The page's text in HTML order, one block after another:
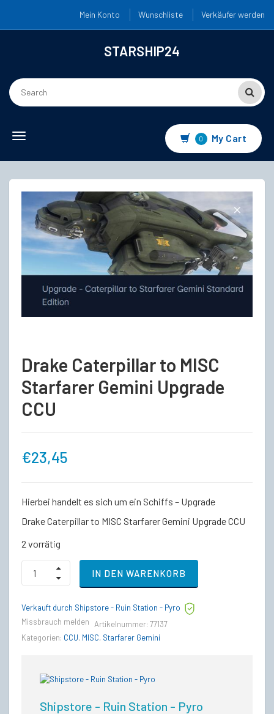
Mein Konto Wunschliste Verkäufer werden
STARSHIP24
Toggle
0 My Cart
Drake Caterpillar to MISC
Starfarer Gemini Upgrade
CCU
€23,45
Hierbei handelt es sich um ein Schiffs – Upgrade
Drake Caterpillar to MISC Starfarer Gemini Upgrade CCU
2 vorrätig
Drake
Caterpillar
to
Starfarer
Gemini
CCU
IN DEN WARENKORB
Verkauft durch Shipstore - Ruin Station - Pyro
Missbrauch melden
Artikelnummer: 77137
Kategorien: CCU, MISC, Starfarer Gemini
Shipstore - Ruin Station - Pyro